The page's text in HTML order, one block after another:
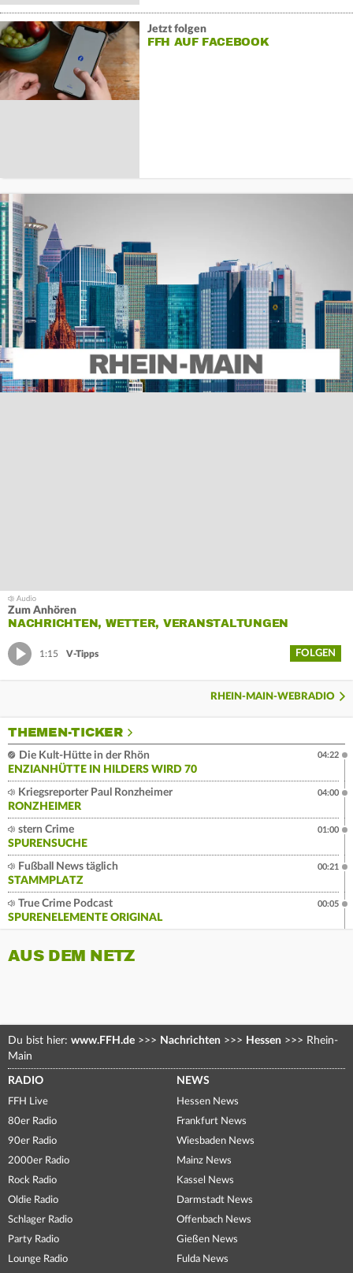
Jetzt folgen
FFH AUF FACEBOOK
Zum Anhören
NACHRICHTEN, WETTER, VERANSTALTUNGEN
1:15 V-Tipps FOLGEN
RHEIN-MAIN-WEBRADIO
THEMEN-TICKER
Die Kult-Hütte in der Rhön
ENZIANHÜTTE IN HILDERS WIRD 70
04:22
Kriegsreporter Paul Ronzheimer
RONZHEIMER
04:00
stern Crime
SPURENSUCHE
01:00
Fußball News täglich
STAMMPLATZ
00:21
True Crime Podcast
SPURENELEMENTE ORIGINAL
00:05
AUS DEM NETZ
Du bist hier: www.FFH.de >>> Nachrichten >>> Hessen >>> Rhein-
Main
RADIO
FFH Live
80er Radio
90er Radio
2000er Radio
Rock Radio
Oldie Radio
Schlager Radio
Party Radio
Lounge Radio
NEWS
Hessen News
Frankfurt News
Wiesbaden News
Mainz News
Kassel News
Darmstadt News
Offenbach News
Gießen News
Fulda News